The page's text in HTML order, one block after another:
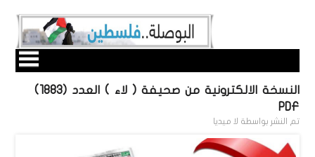
النسخة الالكترونية من صحيفة ( لاء ) العدد (1883)
PDF
تم النشر بواسطة لا ميديا